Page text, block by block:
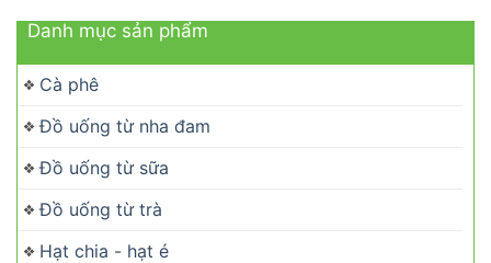
Danh mục sản phẩm
Cà phê
Đồ uống từ nha đam
Đồ uống từ sữa
Đồ uống từ trà
Hạt chia - hạt é